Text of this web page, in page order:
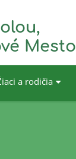
Mesto
a rodičia